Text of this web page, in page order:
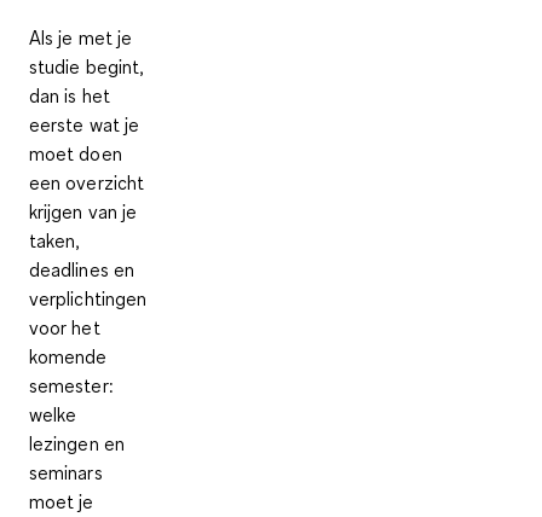
Als je met je
studie begint,
dan is het
eerste wat je
moet doen
eenoverzicht
krijgen van je
taken,
deadlines en
verplichtingen
voor het
komende
semester:
welke
lezingen en
seminars
moet je